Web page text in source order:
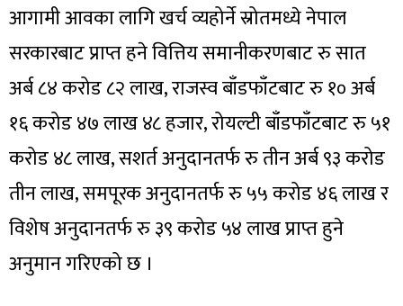
आगामी आवका लागि खर्च व्यहोर्ने स्रोतमध्ये नेपाल
सरकारबाट प्राप्त हने वित्तिय समानीकरणबाट रु सात
अर्ब ८४ करोड ८२ लाख, राजस्व बाँडफाँटबाट रु १० अर्ब
१६ करोड ४७ लाख ४८ हजार, रोयल्टी बाँडफाँटबाट रु ५१
करोड ४८ लाख, सशर्त अनुदानतर्फ रु तीन अर्ब ९३ करोड
तीन लाख, समपूरक अनुदानतर्फ रु ५५ करोड ४६ लाख र
विशेष अनुदानतर्फ रु ३९ करोड ५४ लाख प्राप्त हुने
अनुमान गरिएको छ ।